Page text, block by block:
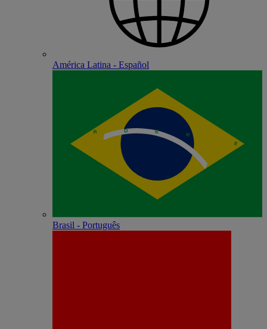
América Latina - Español
Brasil - Português